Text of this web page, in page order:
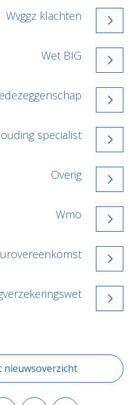
Wvggz klachten
Wet BIG
specialist
Overig
Wmo
nieuwsoverzicht